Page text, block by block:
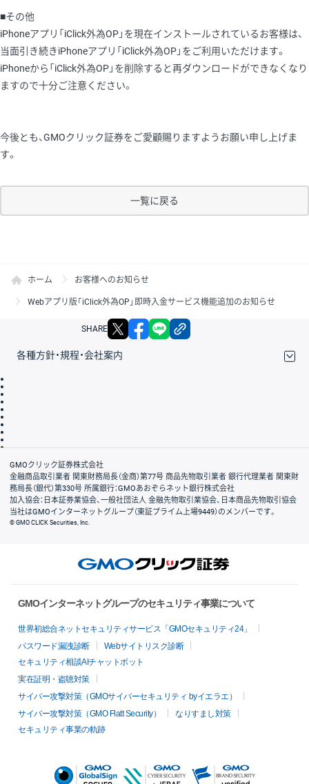
■その他
iPhoneアプリ「iClick外為OP」を現在インストールされているお客様は、
当面引き続きiPhoneアプリ「iClick外為OP」をご利用いただけます。
iPhoneから「iClick外為OP」を削除すると再ダウンロードができなくなり
ますので十分ご注意ください。
今後とも、GMOクリック証券をご愛顧賜りますようお願い申し上げま
す。
一覧に戻る
ホーム お客様へのお知らせ
Webアプリ版「iClick外為OP」即時入金サービス機能追加のお知らせ
SHARE X facebook
各種方針・規程・会社案内
会社案内
GMOクリック証券株式会社
金融商品取引業者 関東財務局長（金商）第77号 商品先物取引業者 銀行代理業者 関東財
務局長（銀代）第330号 所属銀行：GMOあおぞらネット銀行株式会社
加入協会：日本証券業協会、一般社団法人 金融先物取引業協会、日本商品先物取引協会
当社はGMOインターネットグループ（東証プライム上場9449）のメンバーです。
© GMO CLICK Securities, Inc.
GMOインターネットグループのセキュリティ事業について
世界初総合ネットセキュリティサービス「GMOセキュリティ24」
パスワード漏洩診断
Webサイトリスク診断
セキュリティ相談AIチャットボット
実在証明・盗聴対策
サイバー攻撃対策（GMOサイバーセキュリティ byイエラエ）
サイバー攻撃対策（GMO Flatt Security）
なりすまし対策
セキュリティ事業の軌跡